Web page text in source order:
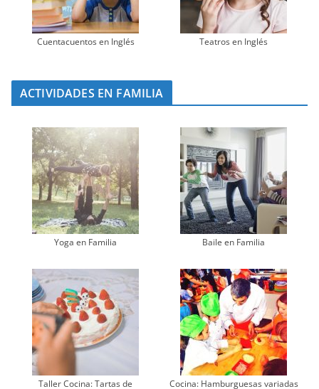
Cuentacuentos en Inglés Teatros en Inglés
ACTIVIDADES EN FAMILIA
Yoga en Familia Baile en Familia
Taller Cocina: Tartas de
Cocina: Hamburguesas variadas